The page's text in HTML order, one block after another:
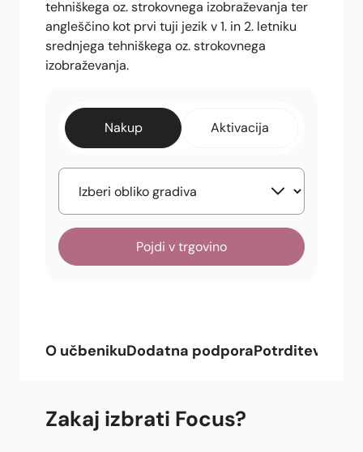
tehniškega oz. strokovnega izobraževanja ter
angleščino kot prvi tuji jezik v 1. in 2. letniku
srednjega tehniškega oz. strokovnega
izobraževanja.
Nakup Aktivacija
Pojdi v trgovino
O učbenikuDodatna podporaPotrditev
Zakaj izbrati Focus?